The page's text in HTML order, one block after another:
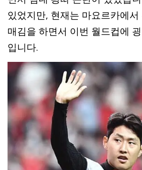
있었지만, 현재는 마요르카에
매김을 하면서 이번 월드컵에
입니다.